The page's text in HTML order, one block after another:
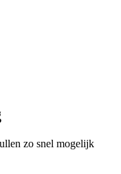
zo snel mogelijk